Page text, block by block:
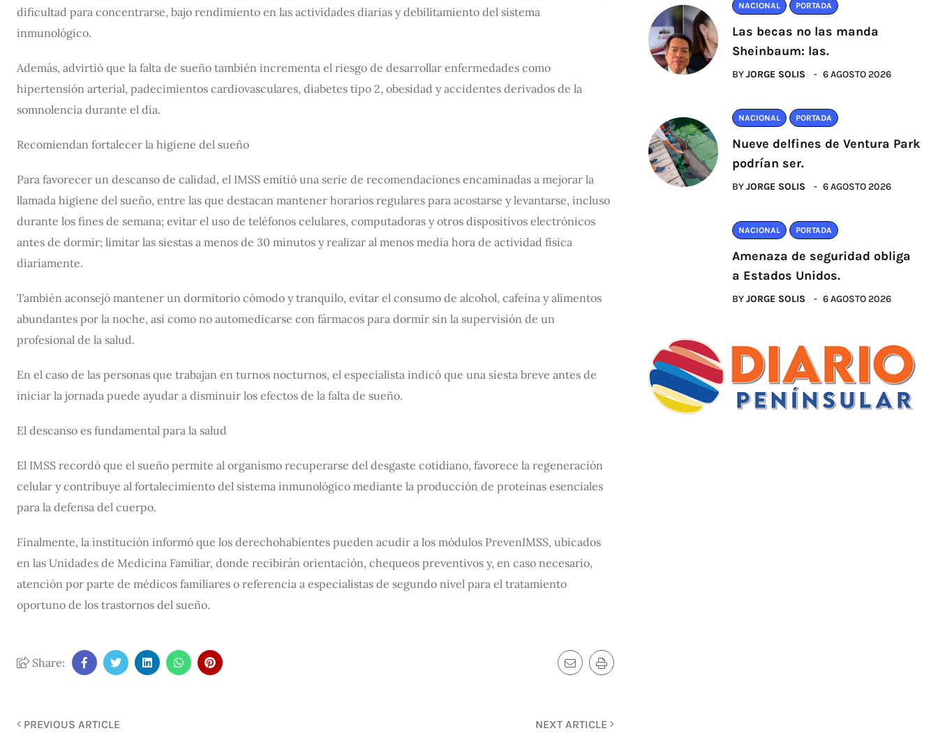
dificultad para concentrarse, bajo rendimiento en las actividades diarias y debilitamiento del sistema
inmunológico.
Además, advirtió que la falta de sueño también incrementa el riesgo de desarrollar enfermedades como
hipertensión arterial, padecimientos cardiovasculares, diabetes tipo 2, obesidad y accidentes derivados de la
somnolencia durante el día.
Recomiendan fortalecer la higiene del sueño
Para favorecer un descanso de calidad, el IMSS emitió una serie de recomendaciones encaminadas a mejorar la
llamada higiene del sueño, entre las que destacan mantener horarios regulares para acostarse y levantarse, incluso
durante los fines de semana; evitar el uso de teléfonos celulares, computadoras y otros dispositivos electrónicos
antes de dormir; limitar las siestas a menos de 30 minutos y realizar al menos media hora de actividad física
diariamente.
También aconsejó mantener un dormitorio cómodo y tranquilo, evitar el consumo de alcohol, cafeína y alimentos
abundantes por la noche, así como no automedicarse con fármacos para dormir sin la supervisión de un
profesional de la salud.
En el caso de las personas que trabajan en turnos nocturnos, el especialista indicó que una siesta breve antes de
iniciar la jornada puede ayudar a disminuir los efectos de la falta de sueño.
El descanso es fundamental para la salud
El IMSS recordó que el sueño permite al organismo recuperarse del desgaste cotidiano, favorece la regeneración
celular y contribuye al fortalecimiento del sistema inmunológico mediante la producción de proteínas esenciales
para la defensa del cuerpo.
Finalmente, la institución informó que los derechohabientes pueden acudir a los módulos PrevenIMSS, ubicados
en las Unidades de Medicina Familiar, donde recibirán orientación, chequeos preventivos y, en caso necesario,
atención por parte de médicos familiares o referencia a especialistas de segundo nivel para el tratamiento
oportuno de los trastornos del sueño.
Share:
PREVIOUS ARTICLE NEXT ARTICLE
NACIONAL PORTADA
Las becas no las manda
Sheinbaum: las.
BYJORGE SOLIS 6 AGOSTO 2026
NACIONAL PORTADA
Nueve delfines de Ventura Park
podrían ser.
BYJORGE SOLIS 6 AGOSTO 2026
NACIONAL PORTADA
Amenaza de seguridad obliga
a Estados Unidos.
BYJORGE SOLIS 6 AGOSTO 2026